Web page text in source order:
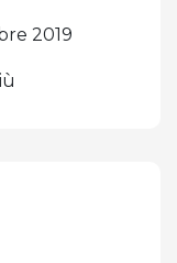
2019